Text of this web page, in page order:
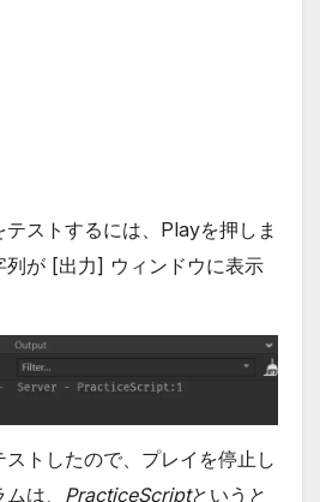
テストするには、Playを押しま
列が [出力] ウィンドウに表示
ストしたので、プレイを停止し
は、 PracticeScriptというと